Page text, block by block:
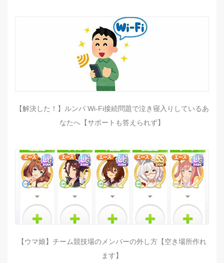
【解決した！】ルンバ Wi-Fi接続問題で泣き寝入りしているあ
なたへ【サポートも答えられず】
【ウマ娘】チーム競技場のメンバーの外し方【空き場所作れ
ます】